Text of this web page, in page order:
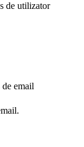
de utilizator
de email